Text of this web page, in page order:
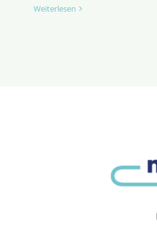
Weiterlesen